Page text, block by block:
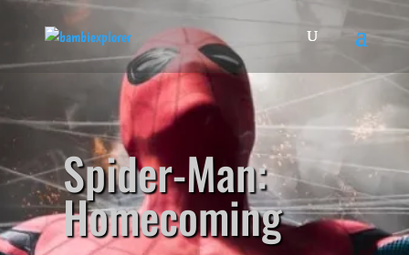
Spider-Man:
Homecoming